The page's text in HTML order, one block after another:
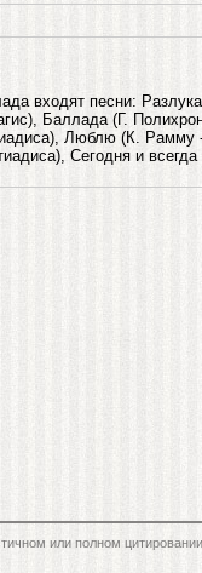
входят песни:
Баллада (Г.
Люблю (К.
Сегодня и
или полном